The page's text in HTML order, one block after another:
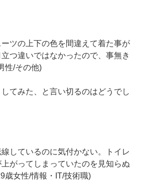
ーツの上下の色を間違えて着た事が
つ違いではなかったので、事無き
性/その他)
てみた、と言い切るのはどうでし
線しているのに気付かない。トイレ
がってしまっていたのを見知らぬ
歳女性/情報・IT/技術職)